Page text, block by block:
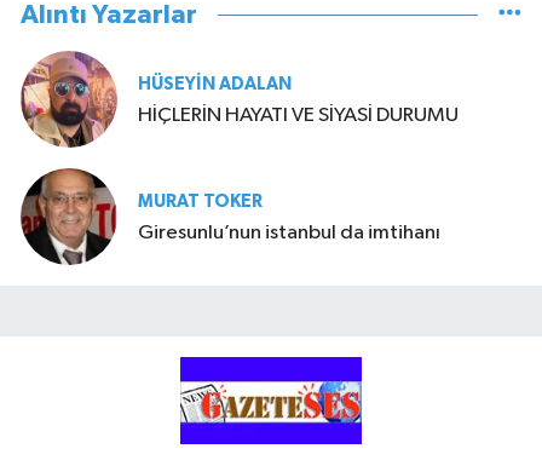
Alıntı Yazarlar
HÜSEYIN ADALAN
HİÇLERİN HAYATI VE SİYASİ DURUMU
MURAT TOKER
Giresunlu’nun istanbul da imtihanı